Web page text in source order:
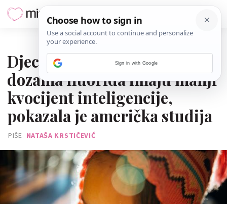
Djeca koja su izložena većim
dozama fluorida imaju manji
kvocijent inteligencije,
pokazala je američka studija
PIŠE NATAŠA KRSTIČEVIĆ
Sign in with Google